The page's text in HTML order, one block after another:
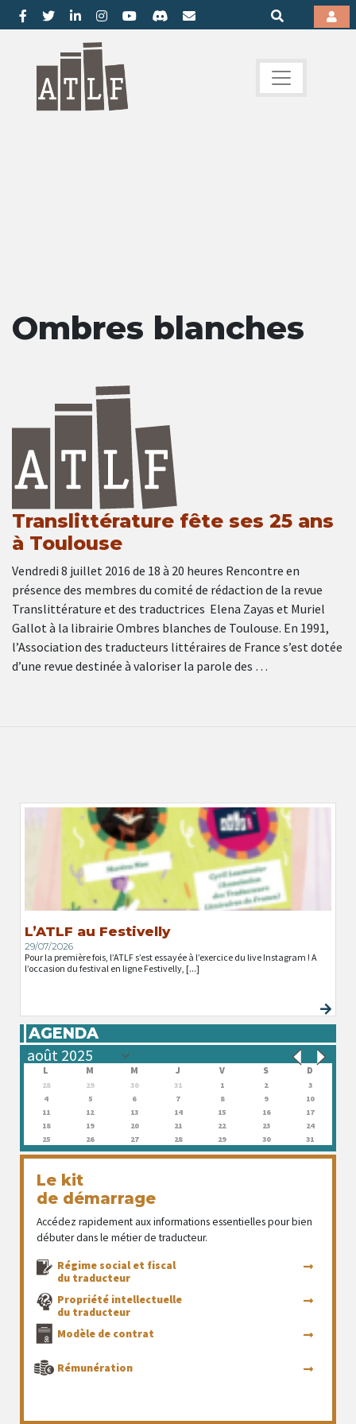
Ombres blanches
Translittérature fête ses 25 ans
à Toulouse
Vendredi 8 juillet 2016 de 18 à 20 heures Rencontre en
présence des membres du comité de rédaction de la revue
Translittérature et des traductrices Elena Zayas et Muriel
Gallot à la librairie Ombres blanches de Toulouse. En 1991,
l’Association des traducteurs littéraires de France s’est dotée
d’une revue destinée à valoriser la parole des …
L’ATLF au Festivelly
29/07/2026
Pour la première fois, l’ATLF s’est essayée à l’exercice du live Instagram ! A
l’occasion du festival en ligne Festivelly, [...]
AGENDA
L M M J V S D
28 29 30 31 1 2
3
4
5 6 7 8 9
10
11
12 13 14 15 16
17
18
19 20 21 22 23
24
25
26 27 28 29 30 31
Le kit
de démarrage
Accédez rapidement aux informations essentielles pour bien
débuter dans le métier de traducteur.
Régime social et fiscal
du traducteur
Propriété intellectuelle
du traducteur
Modèle de contrat
Rémunération